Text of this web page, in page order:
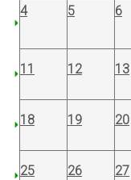
4 5 6
11 12 13
18 19 20
25 26 27